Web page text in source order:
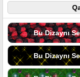
Bu Dizaynı
Bu Dizaynı